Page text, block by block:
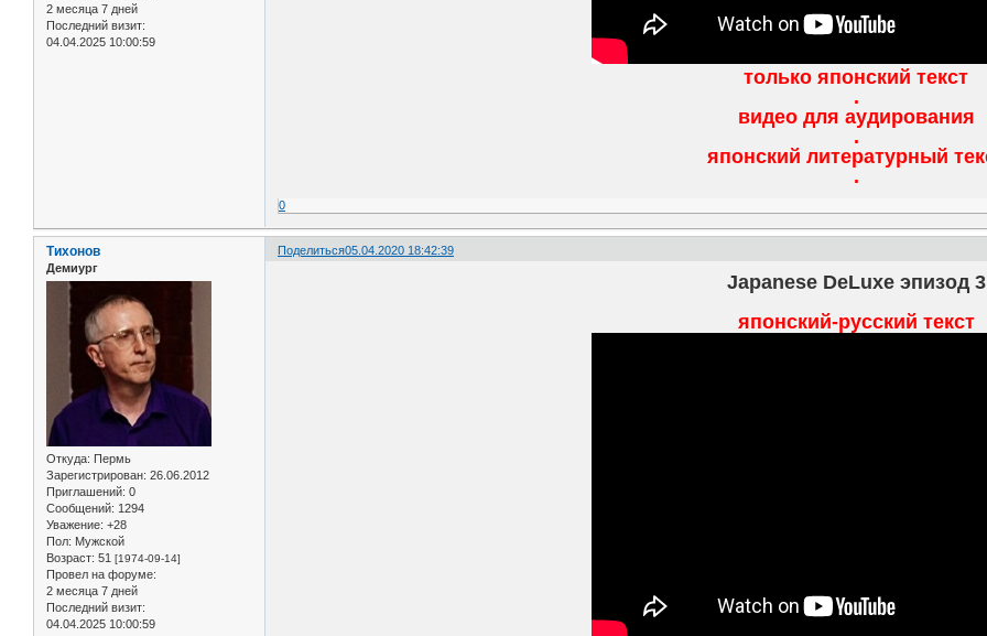
2 месяца 7 дней
Последний визит:
04.04.2025 10:00:59
только японский текст
.
видео для аудирования
.
японский литературный
.
0
Поделиться05.04.2020 18:42:39
Тихонов
Демиург
Откуда: Пермь
Зарегистрирован: 26.06.2012
Приглашений: 0
Сообщений: 1294
Уважение: +28
Пол: Мужской
Возраст: 51 [1974-09-14]
Провел на форуме:
2 месяца 7 дней
Последний визит:
04.04.2025 10:00:59
Japanese DeLuxe эпизод 3
японский-русский текст